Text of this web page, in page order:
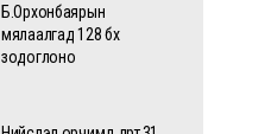
Б.Орхонбаярын
мялаалгад 128 бөх
зодоглоно